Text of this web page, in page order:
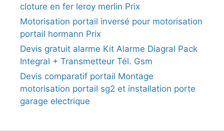
cloture en fer leroy merlin Prix
Motorisation portail inversé pour motorisation
portail hormann Prix
Devis gratuit alarme Kit Alarme Diagral Pack
Integral + Transmetteur Tél. Gsm
Devis comparatif portail Montage
motorisation portail sg2 et installation porte
garage electrique